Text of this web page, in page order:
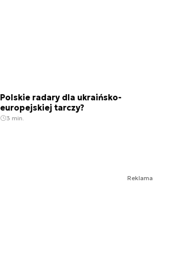
Polskie radary dla ukraińsko-
europejskiej tarczy?
3 min.
Reklama